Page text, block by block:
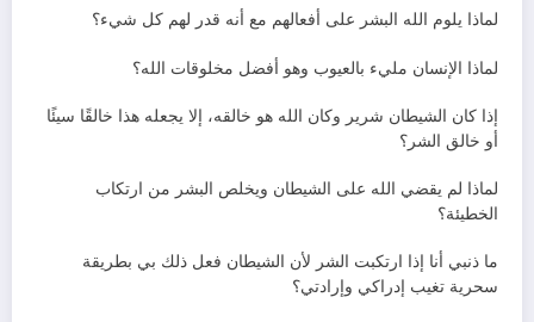
لماذا يلوم الله البشر على أفعالهم مع أنه قدر لهم كل شيء؟
لماذا الإنسان مليء بالعيوب وهو أفضل مخلوقات الله؟
إذا كان الشيطان شرير وكان الله هو خالقه، إلا يجعله هذا خالقًا سيئًا
أو خالق الشر؟
لماذا لم يقضي الله على الشيطان ويخلص البشر من ارتكاب
الخطيئة؟
ما ذنبي أنا إذا ارتكبت الشر لأن الشيطان فعل ذلك بي بطريقة
سحرية تغيب إدراكي وإرادتي؟